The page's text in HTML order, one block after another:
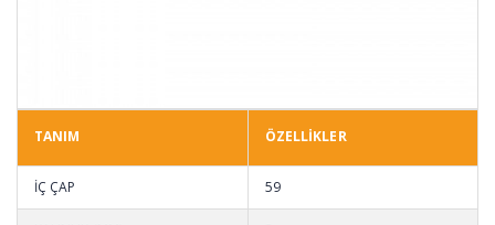
TANIM ÖZELLİKLER
İÇ ÇAP 59